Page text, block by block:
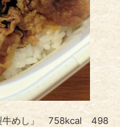
牛めし」 758kcal 498